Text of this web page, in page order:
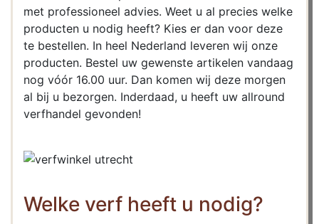
met professioneel advies. Weet u al precies welke
producten u nodig heeft? Kies er dan voor deze
te bestellen. In heel Nederland leveren wij onze
producten. Bestel uw gewenste artikelen vandaag
nog vóór 16.00 uur. Dan komen wij deze morgen
al bij u bezorgen. Inderdaad, u heeft uw allround
verfhandel gevonden!
Welke verf heeft u nodig?